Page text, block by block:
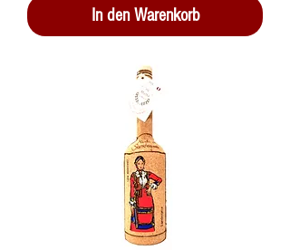
In den Warenkorb